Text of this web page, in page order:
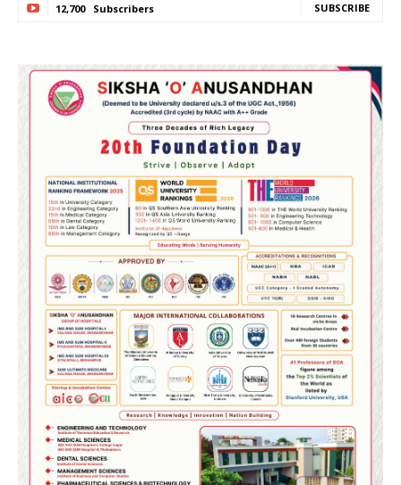
12,700 Subscribers SUBSCRIBE